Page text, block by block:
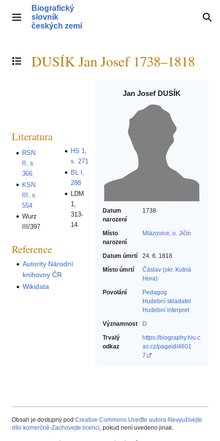
obsahHlavní menu
Biografický
slovník
českých zemí
Přepnout obsah
DUSÍK Jan Josef 1738–1818
Jan Josef DUSÍK
Datum
narození
1738
Místo
narození
Mlázovice, o. Jičín
Datum úmrtí
24. 6. 1818
Místo úmrtí
Čáslav (okr. Kutná
Hora)
Povolání
Pedagog‎
Hudební skladatel‎
Hudební interpret‎
Významnost
D
Trvalý
odkaz
https://biography.hiu.c
as.cz/pageid/4601
7
Literatura
RSN
II, s.
366
KSN
III, s.
554
Wurz
III/397
HS 1,
s. 271
BL I,
288
LDM
1,
313-
14
Reference
Autority Národní
knihovny ČR
Wikidata
Obsah je dostupný pod Creative Commons Uveďte autora-Nevyužívejte
dílo komerčně-Zachovejte licenci, pokud není uvedeno jinak.